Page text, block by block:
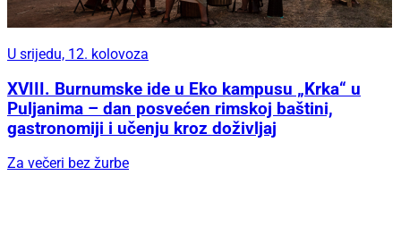
U srijedu, 12. kolovoza
XVIII. Burnumske ide u Eko kampusu „Krka“ u
Puljanima – dan posvećen rimskoj baštini,
gastronomiji i učenju kroz doživljaj
Za večeri bez žurbe